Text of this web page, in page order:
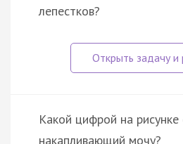
лепестков?
Какой цифрой на рисунке
накапливающий мочу?